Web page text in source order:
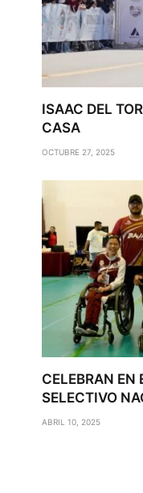
ISAAC DEL
CASA
OCTUBRE 27, 2025
CELEBRAN EN
SELECTIVO
ABRIL 10, 2025